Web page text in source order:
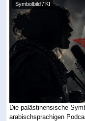
Symbolbild / KI
Die palästinensische
arabischsprachigen